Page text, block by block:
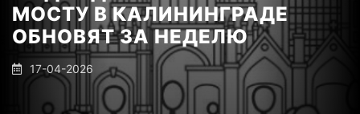
МОСТУ В КАЛИНИНГРАДЕ
ОБНОВЯТ ЗА НЕДЕЛЮ
17-04-2026